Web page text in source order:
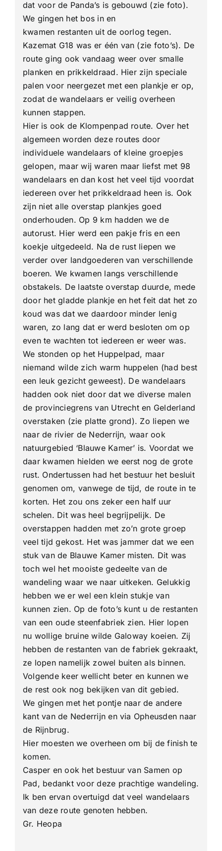
dat voor de Panda’s is gebouwd (zie foto).
We gingen het bos in en
kwamen restanten uit de oorlog tegen.
Kazemat G18 was er één van (zie foto’s). De
route ging ook vandaag weer over smalle
planken en prikkeldraad. Hier zijn speciale
palen voor neergezet met een plankje er op,
zodat de wandelaars er veilig overheen
kunnen stappen.
Hier is ook de Klompenpad route. Over het
algemeen worden deze routes door
individuele wandelaars of kleine groepjes
gelopen, maar wij waren maar liefst met 98
wandelaars en dan kost het veel tijd voordat
iedereen over het prikkeldraad heen is. Ook
zijn niet alle overstap plankjes goed
onderhouden. Op 9 km hadden we de
autorust. Hier werd een pakje fris en een
koekje uitgedeeld. Na de rust liepen we
verder over landgoederen van verschillende
boeren. We kwamen langs verschillende
obstakels. De laatste overstap duurde, mede
door het gladde plankje en het feit dat het zo
koud was dat we daardoor minder lenig
waren, zo lang dat er werd besloten om op
even te wachten tot iedereen er weer was.
We stonden op het Huppelpad, maar
niemand wilde zich warm huppelen (had best
een leuk gezicht geweest). De wandelaars
hadden ook niet door dat we diverse malen
de provinciegrens van Utrecht en Gelderland
overstaken (zie platte grond). Zo liepen we
naar de rivier de Nederrijn, waar ook
natuurgebied ‘Blauwe Kamer’ is. Voordat we
daar kwamen hielden we eerst nog de grote
rust. Ondertussen had het bestuur het besluit
genomen om, vanwege de tijd, de route in te
korten. Het zou ons zeker een half uur
schelen. Dit was heel begrijpelijk. De
overstappen hadden met zo’n grote groep
veel tijd gekost. Het was jammer dat we een
stuk van de Blauwe Kamer misten. Dit was
toch wel het mooiste gedeelte van de
wandeling waar we naar uitkeken. Gelukkig
hebben we er wel een klein stukje van
kunnen zien. Op de foto’s kunt u de restanten
van een oude steenfabriek zien. Hier lopen
nu wollige bruine wilde Galoway koeien. Zij
hebben de restanten van de fabriek gekraakt,
ze lopen namelijk zowel buiten als binnen.
Volgende keer wellicht beter en kunnen we
de rest ook nog bekijken van dit gebied.
We gingen met het pontje naar de andere
kant van de Nederrijn en via Opheusden naar
de Rijnbrug.
Hier moesten we overheen om bij de finish te
komen.
Casper en ook het bestuur van Samen op
Pad, bedankt voor deze prachtige wandeling.
Ik ben ervan overtuigd dat veel wandelaars
van deze route genoten hebben.
Gr. Heopa